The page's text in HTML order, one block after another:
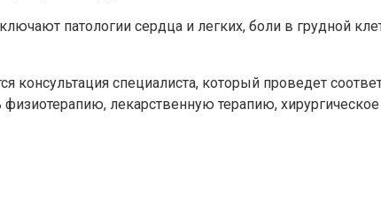
патологии сердца и легких, боли в грудной
консультация специалиста, который проведет
лекарственную терапию,